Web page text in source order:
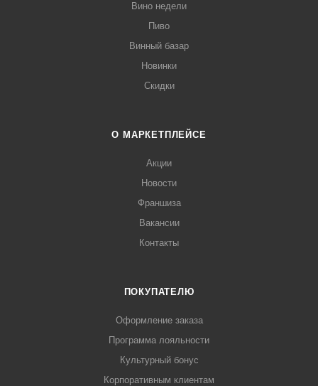
Вино недели
Пиво
Винный базар
Новинки
Скидки
О МАРКЕТПЛЕЙСЕ
Акции
Новости
Франшиза
Вакансии
Контакты
ПОКУПАТЕЛЮ
Оформление заказа
Программа лояльности
Культурный бонус
Корпоративным клиентам